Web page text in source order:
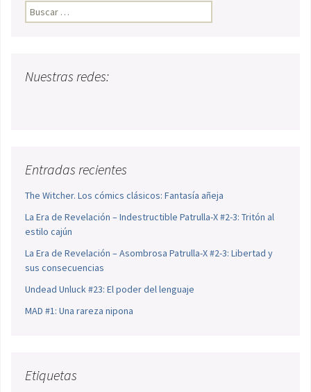
Buscar:
Nuestras redes:
Entradas recientes
The Witcher. Los cómics clásicos: Fantasía añeja
La Era de Revelación – Indestructible Patrulla-X #2-3: Tritón al
estilo cajún
La Era de Revelación – Asombrosa Patrulla-X #2-3: Libertad y
sus consecuencias
Undead Unluck #23: El poder del lenguaje
MAD #1: Una rareza nipona
Etiquetas